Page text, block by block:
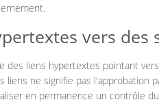
vers des
des liens hypertextes pointant
liens ne signifie pas l'approbation
en permanence un contrôle